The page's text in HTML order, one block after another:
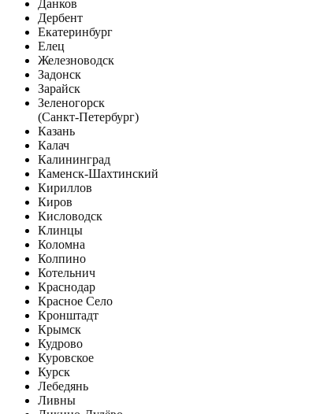
Данков
Дербент
Екатеринбург
Елец
Железноводск
Задонск
Зарайск
Зеленогорск
(Санкт-Петербург)
Казань
Калач
Калининград
Каменск-Шахтинский
Кириллов
Киров
Кисловодск
Клинцы
Коломна
Колпино
Котельнич
Краснодар
Красное Село
Кронштадт
Крымск
Кудрово
Куровское
Курск
Лебедянь
Ливны